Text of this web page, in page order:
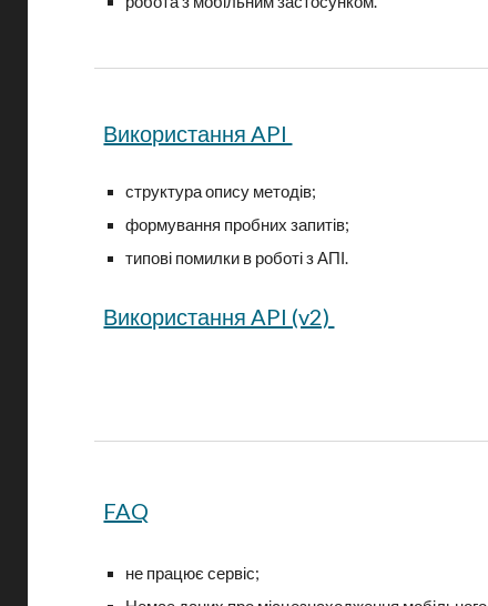
Використання API
структура опису методів;
формування пробних запитів;
типові помилки в роботі з АПІ.
Використання API (v2)
FAQ
не працює сервіс;